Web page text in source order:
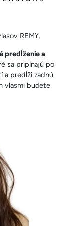
REMY.
predĺženie a
sa pripínajú po
a predĺži zadnú
vlasmi budete